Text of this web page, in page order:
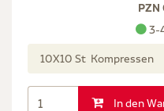
PZN
3-
10X10 St Kompressen
In den